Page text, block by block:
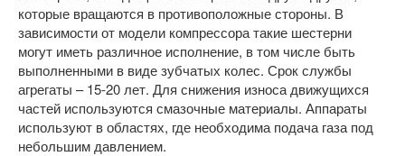
которые вращаются в противоположные стороны. В
зависимости от модели компрессора такие шестерни
могут иметь различное исполнение, в том числе быть
выполненными в виде зубчатых колес. Срок службы
агрегаты – 15-20 лет. Для снижения износа движущихся
частей используются смазочные материалы. Аппараты
используют в областях, где необходима подача газа под
небольшим давлением.